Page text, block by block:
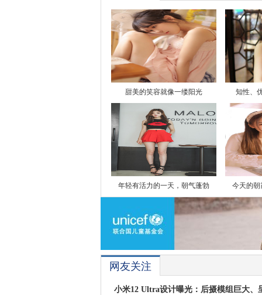
甜美的笑容就像一缕阳光 知性、
年轻有活力的一天，朝气蓬勃 今天的朝
网友关注
小米12 Ultra设计曝光：后摄模组巨大、